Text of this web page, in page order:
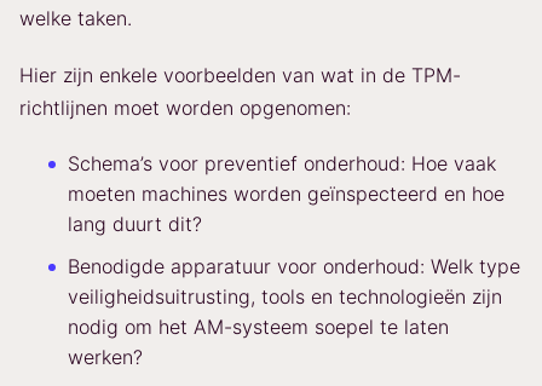
welke taken.
Hier zijn enkele voorbeelden van wat in de TPM-
richtlijnen moet worden opgenomen:
Schema’s voor preventief onderhoud: Hoe vaak
moeten machines worden geïnspecteerd en hoe
lang duurt dit?
Benodigde apparatuur voor onderhoud: Welk type
veiligheidsuitrusting, tools en technologieën zijn
nodig om het AM-systeem soepel te laten
werken?